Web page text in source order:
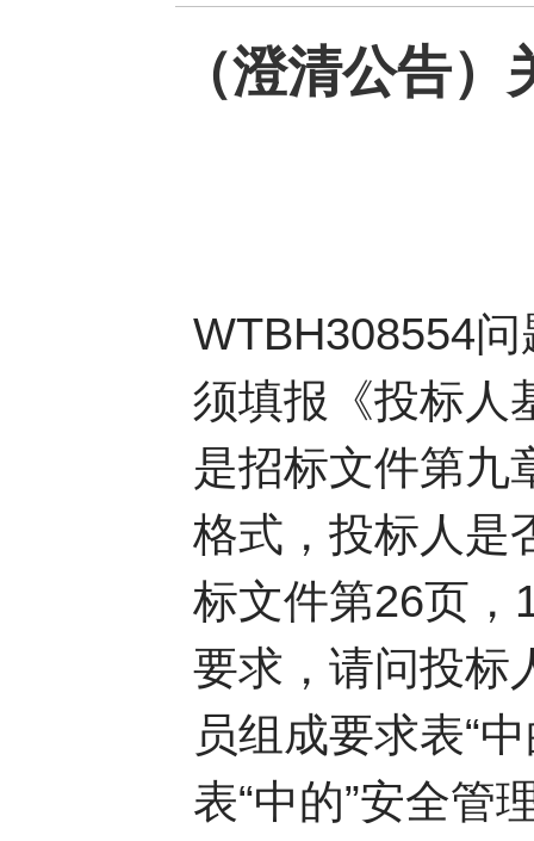
（澄清公告
WTBH308554
须填报《投标人
是招标文件第九
格式，投标人是
标文件第26页，
要求，请问投标
员组成要求表“
表“中的”安全管